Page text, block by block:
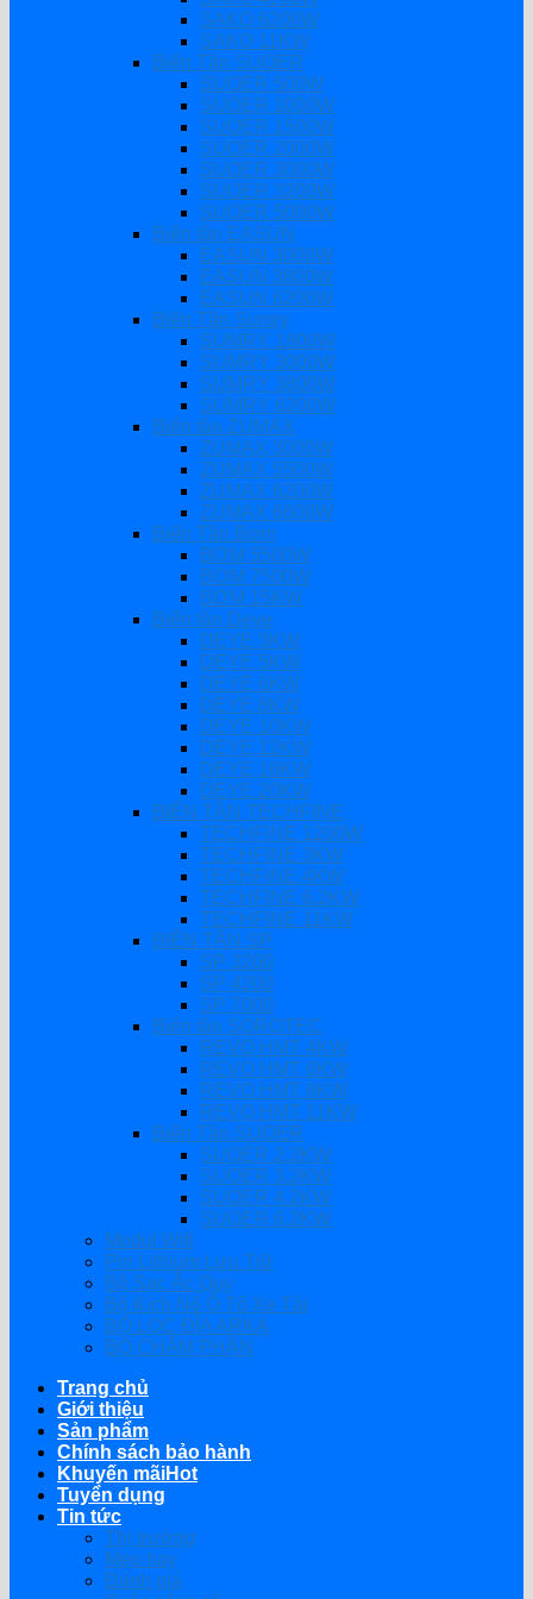
SAKO 6200W
SAKO 11KW
Biến Tần SUOER
SUOER 500W
SUOER 1000W
SUOER 1500W
SUOER 2000W
SUOER 3000W
SUOER 3200W
SUOER 5000W
Biến tần EASUN
EASUN 3000W
EASUN 3800W
EASUN 6200W
Biến Tần Sumry
SUMRY 1800W
SUMRY 3000W
SUMRY 3800W
SUMRY 6200W
Biến tần ZUMAX
ZUMAX 3000W
ZUMAX 5500W
ZUMAX 6200W
ZUMAX 6600W
Biến Tần Bơm
BƠM 5500W
BƠM 7500W
BƠM 15KW
Biến tần Deye
DEYE 3KW
DEYE 5KW
DEYE 6KW
DEYE 8KW
DEYE 10KW
DEYE 12KW
DEYE 16KW
DEYE 20KW
BIẾN TẦN TECHFINE
TECHFINE 1200W
TECHFINE 3KW
TECHFINE 4KW
TECHFINE 6.2KW
TECHFINE 11KW
BIẾN TẦN SP
SP 3200
SP 4200
SP 7000
Biến tần SOROTEC
REVO HMT 4KW
REVO HMT 6KW
REVO HMT 8KW
REVO HMT 11KW
Biến Tần SUOER
SUOER 2.2KW
SUOER 3.2KW
SUOER 4.2KW
SUOER 6.2KW
Modul Wifi
Pin Lithium Lưu Trữ
Bộ Sạc Ắc Quy
Bộ Kích Nổ Ô Tô Xe Tải
BỘ LỌC ĐĨA ARKA
BỘ CHÂM PHÂN
Trang chủ
Giới thiệu
Sản phẩm
Chính sách bảo hành
Khuyến mãi
Tuyển dụng
Tin tức
Thị trường
Mẹo hay
Đánh giá